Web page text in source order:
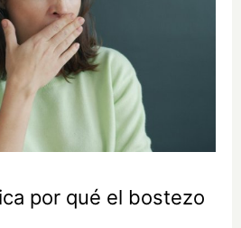
por qué el bostezo